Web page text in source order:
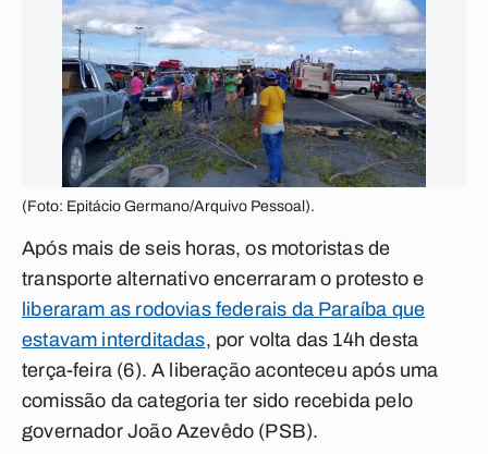
(Foto: Epitácio Germano/Arquivo Pessoal).
Após mais de seis horas, os motoristas de
transporte alternativo encerraram o protesto e
liberaram as rodovias federais da Paraíba que
estavam interditadas, por volta das 14h desta
terça-feira (6). A liberação aconteceu após uma
comissão da categoria ter sido recebida pelo
governador João Azevêdo (PSB).